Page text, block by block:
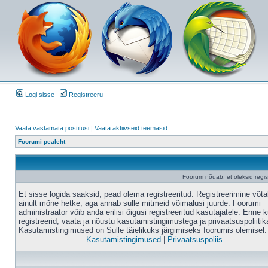
Logi sisse Registreeru
Vaata vastamata postitusi | Vaata aktiivseid teemasid
Foorumi pealeht
Foorum nõuab, et oleksid
Et sisse logida saaksid, pead olema registreeritud. Registreerimine
ainult mõne hetke, aga annab sulle mitmeid võimalusi juurde. Foorumi
administraator võib anda erilisi õigusi registreeritud kasutajatele. Enne
registreerid, vaata ja nõustu kasutamistingimustega ja
Kasutamistingimused on Sulle täielikuks järgimiseks foorumis olemisel.
Kasutamistingimused
Privaatsuspoliis